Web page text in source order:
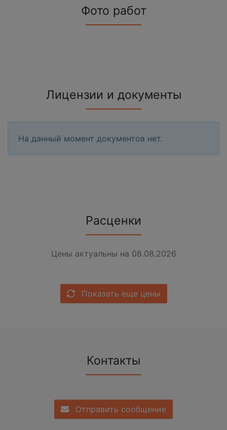
Фото работ
Лицензии и документы
На данный момент документов нет.
Расценки
Цены актуальны на 08.08.2026
Показать еще цены
Контакты
Отправить сообщение